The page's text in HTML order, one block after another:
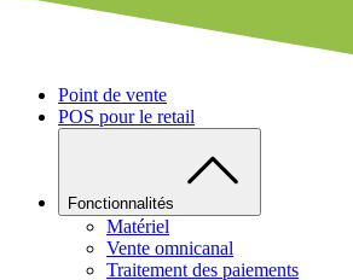
Point de vente
POS pour le retail
Fonctionnalités
Matériel
Vente omnicanal
Traitement des paiements